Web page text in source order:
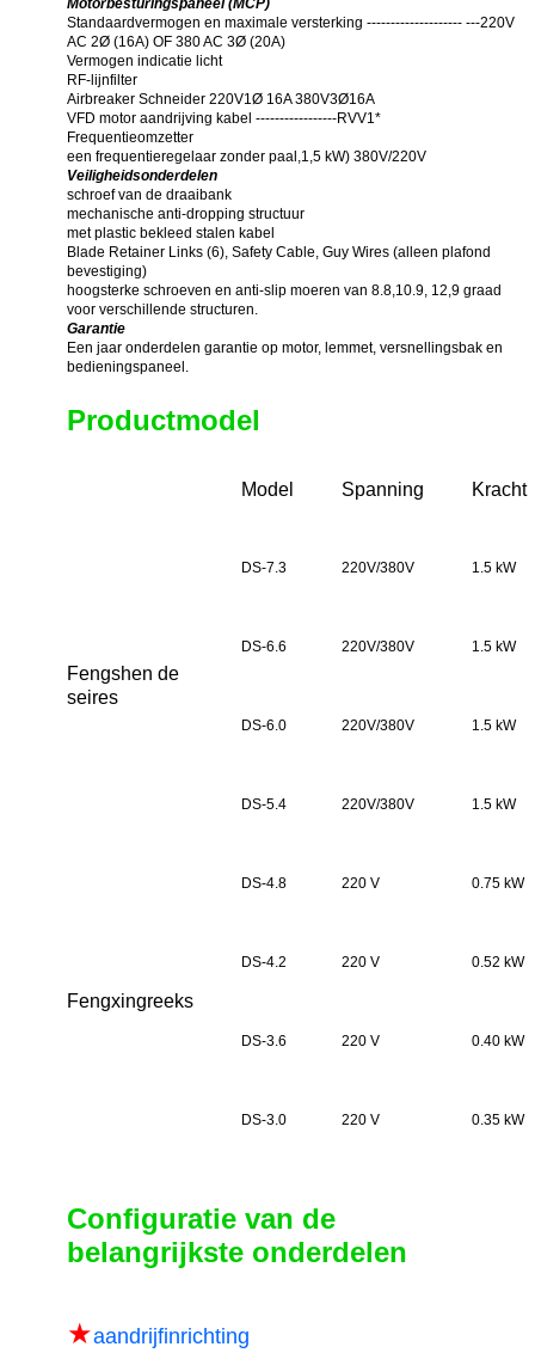
Motorbesturingspaneel (MCP)
Standaardvermogen en maximale versterking -------------------- ---220V
AC 2Ø (16A) OF 380 AC 3Ø (20A)
Vermogen indicatie licht
RF-lijnfilter
Airbreaker Schneider 220V1Ø 16A 380V3Ø16A
VFD motor aandrijving kabel -----------------RVV1*
Frequentieomzetter
een frequentieregelaar zonder paal ,1,5 kW) 380V/220V
Veiligheidsonderdelen
schroef van de draaibank
mechanische anti-dropping structuur
met plastic bekleed stalen kabel
Blade Retainer Links (6), Safety Cable, Guy Wires (alleen plafond
bevestiging)
hoogsterke schroeven en anti-slip moeren van 8.8,10.9, 12,9 graad
voor verschillende structuren.
Garantie
Een jaar onderdelen garantie op motor, lemmet, versnellingsbak en
bedieningspaneel.
Productmodel
Model Spanning Kracht
Fengshen de
seires
DS-7.3 220V/380V 1.5 kW
DS-6.6 220V/380V 1.5 kW
DS-6.0 220V/380V 1.5 kW
DS-5.4 220V/380V 1.5 kW
Fengxingreeks
DS-4.8 220 V 0.75 kW
DS-4.2 220 V 0.52 kW
DS-3.6 220 V 0.40 kW
DS-3.0 220 V 0.35 kW
Configuratie van de
belangrijkste onderdelen
★aandrijfinrichting